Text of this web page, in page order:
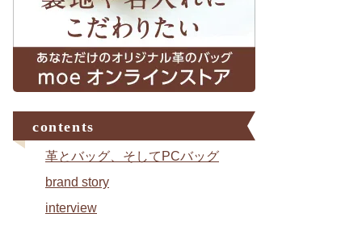
contents
革とバッグ、そしてPCバッグ
brand story
interview